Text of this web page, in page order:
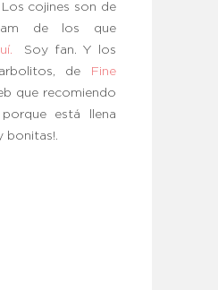
Los cojines son de
de los que
Soy fan. Y los
de
Fine
que recomiendo
porque está llena
bonitas!.